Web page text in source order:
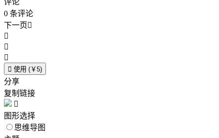
0 条评论
下一页



 使用 (￥5)
分享
复制链接

图形选择
思维导图